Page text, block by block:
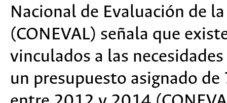
Nacional de Evaluación de
(CONEVAL) señala que
vinculados a las
un presupuesto asignado